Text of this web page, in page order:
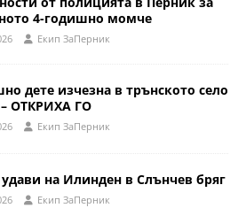
4-годишно момче
Eкип ЗаПерник
дете изчезна в трънското село
ОТКРИХА ГО
Eкип ЗаПерник
на Илинден в Слънчев бряг
Eкип ЗаПерник